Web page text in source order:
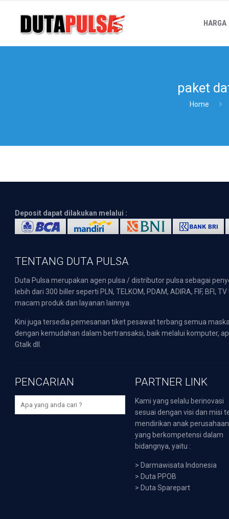
HARGA
paket
Home
Deposit dapat dilakukan melalui :
TENTANG DUTA PULSA
Duta Pulsa merupakan agen pulsa / distributor pulsa sebagai
lebih dari 300 biller seperti PLN, TELKOM, PDAM, ADIRA, FIF,
macam produk dan layanan lainnya.
Kini juga tersedia pemesanan tiket pesawat terbang semua
dengan kemudahan dalam bertransaksi, baik melalui komputer,
Gtalk dll.
PENCARIAN PARTNER LINK
Kami yang selalu berinovasi
sesuai dengan visi dan misi
mendirikan anak perusahaan
yang berkompetensi dalam
bidangnya, yaitu :
> Darmawisata Indonesia
> Duta PPOB
> Duta Sparepart